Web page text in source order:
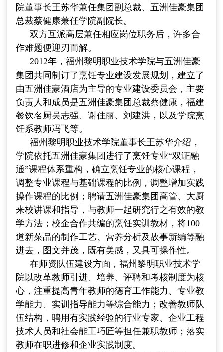
院董事长王苏华兼任集团副总裁、五洲佳豪集团
总裁蔡健康兼任学院副院长。
双方互派高层兼任相应岗位职务后，许多合
作难题便迎刃而解。
2012年，福州黎明职业技术学院与五洲佳豪
集团共同制订了烹饪专业建设发展规划，建立了
由五洲佳豪酒店为主导的专业建设委员会，主要
负责人和成员是五洲佳豪集团总裁蔡健康，福建
餐饮名厨吴志强、谢佳丽、刘建洪，以及学院烹
饪系教师冯飞等。
福州黎明职业技术学院董事长王苏华介绍，
学院依托五洲佳豪集团进行了烹饪专业“双证融
通”课程体系重构，确立烹饪专业的核心课程，
调整专业课程与基础课程的比例，调整增加实践
操作课程的比例；聘请五洲佳豪集团高管、大厨
来校讲课和指导，与教师一起研究行之有效的教
学方法；校企合作共编的烹饪实训教材，将100
道新菜品的制作工艺、营养分析及故事新编等融
进去，图文并茂，既有美感，又具可操作性。
在师资队伍建设方面，福州黎明职业技术学
院以改革教师引进、培养、评聘和考核制度为核
心，注重提高青年教师的德育工作能力、专业教
学能力、实训指导能力等综合能力；改善教师队
伍结构，聘用有实践经验的行业专家、企业工程
技术人员和社会能工巧匠等担任兼职教师；落实
教师在职进修和企业实践制度。